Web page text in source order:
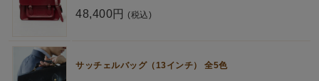
48,400円 (税込)
サッチェルバッグ（13インチ） 全5色